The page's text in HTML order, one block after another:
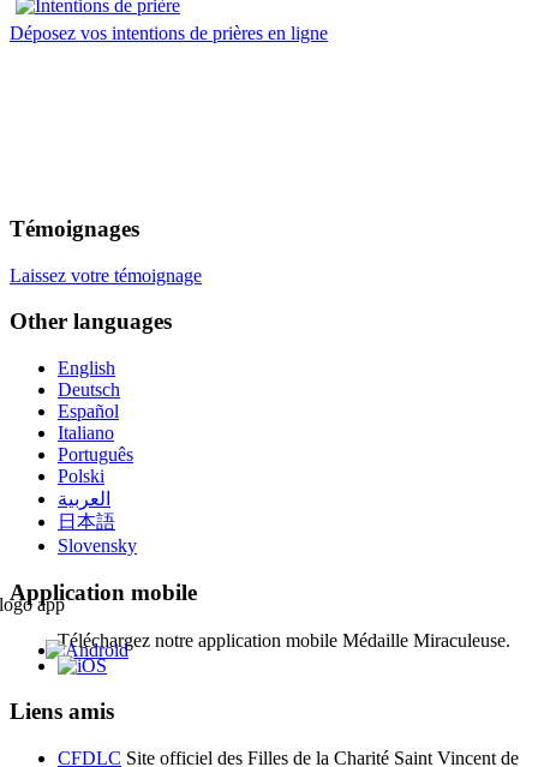
Déposez vos intentions de prières en ligne
Témoignages
Laissez votre témoignage
Other languages
English
Deutsch
Español
Italiano
Português
Polski
العربية
日本語
Slovensky
Application mobile
Téléchargez notre application mobile Médaille Miraculeuse.
Liens amis
CFDLC Site officiel des Filles de la Charité Saint Vincent de